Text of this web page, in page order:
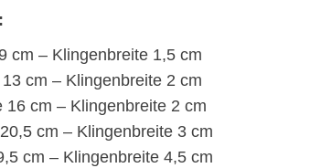
cm – Klingenbreite 1,5 cm
cm – Klingenbreite 2 cm
cm – Klingenbreite 2 cm
cm – Klingenbreite 3 cm
cm – Klingenbreite 4,5 cm